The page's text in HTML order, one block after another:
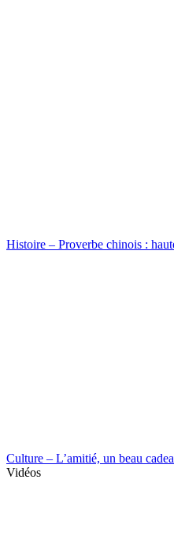
Histoire – Proverbe chinois :
Culture – L’amitié, un beau
Vidéos